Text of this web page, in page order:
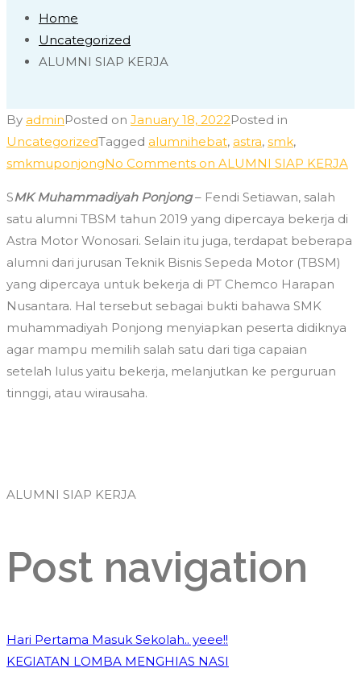
Home
Uncategorized
ALUMNI SIAP KERJA
By adminPosted on January 18, 2022Posted in
UncategorizedTagged alumnihebat, astra, smk,
smkmuponjongNo Comments on ALUMNI SIAP KERJA
SMK Muhammadiyah Ponjong– Fendi Setiawan, salah
satu alumni TBSM tahun 2019 yang dipercaya bekerja di
Astra Motor Wonosari. Selain itu juga, terdapat beberapa
alumni dari jurusan Teknik Bisnis Sepeda Motor (TBSM)
yang dipercaya untuk bekerja di PT Chemco Harapan
Nusantara. Hal tersebut sebagai bukti bahawa SMK
muhammadiyah Ponjong menyiapkan peserta didiknya
agar mampu memilih salah satu dari tiga capaian
setelah lulus yaitu bekerja, melanjutkan ke perguruan
tinnggi, atau wirausaha.
ALUMNI SIAP KERJA
Post navigation
Hari Pertama Masuk Sekolah.. yeee!!
KEGIATAN LOMBA MENGHIAS NASI